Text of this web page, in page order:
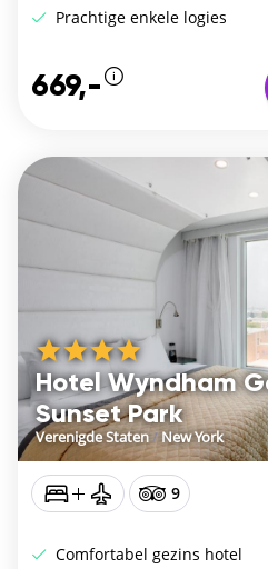
Prachtige enkele logies
669,-
Hotel Wyndham
Sunset Park
Verenigde Staten/ New York
9
Comfortabel gezins hotel